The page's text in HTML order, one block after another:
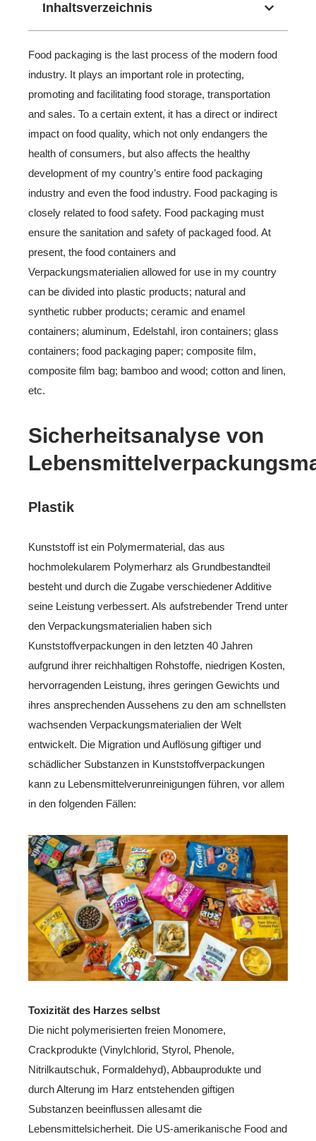
Inhaltsverzeichnis
Food packaging is the last process of the modern food
industry. It plays an important role in protecting,
promoting and facilitating food storage, transportation
and sales. To a certain extent, it has a direct or indirect
impact on food quality, which not only endangers the
health of consumers, but also affects the healthy
development of my country’s entire food packaging
industry and even the food industry. Food packaging is
closely related to food safety. Food packaging must
ensure the sanitation and safety of packaged food. At
present, the food containers and
Verpackungsmaterialien allowed for use in my country
can be divided into plastic products; natural and
synthetic rubber products; ceramic and enamel
containers; aluminum, Edelstahl, iron containers; glass
containers; food packaging paper; composite film,
composite film bag; bamboo and wood; cotton and linen,
etc.
Sicherheitsanalyse von
Plastik
Kunststoff ist ein Polymermaterial, das aus
hochmolekularem Polymerharz als Grundbestandteil
besteht und durch die Zugabe verschiedener Additive
seine Leistung verbessert. Als aufstrebender Trend unter
den Verpackungsmaterialien haben sich
Kunststoffverpackungen in den letzten 40 Jahren
aufgrund ihrer reichhaltigen Rohstoffe, niedrigen Kosten,
hervorragenden Leistung, ihres geringen Gewichts und
ihres ansprechenden Aussehens zu den am schnellsten
wachsenden Verpackungsmaterialien der Welt
entwickelt. Die Migration und Auflösung giftiger und
schädlicher Substanzen in Kunststoffverpackungen
kann zu Lebensmittelverunreinigungen führen, vor allem
in den folgenden Fällen:
Toxizität des Harzes selbst
Die nicht polymerisierten freien Monomere,
Crackprodukte (Vinylchlorid, Styrol, Phenole,
Nitrilkautschuk, Formaldehyd), Abbauprodukte und
durch Alterung im Harz entstehenden giftigen
Substanzen beeinflussen allesamt die
Lebensmittelsicherheit. Die US-amerikanische Food and